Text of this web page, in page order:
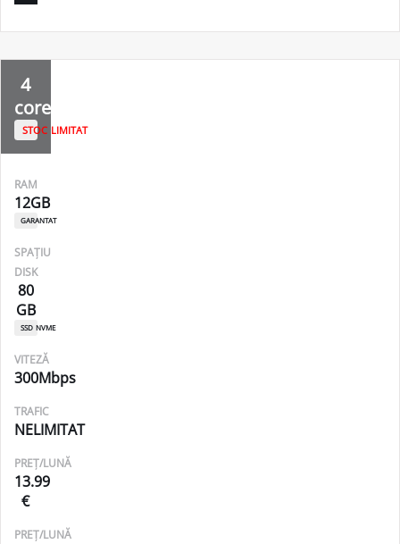
4
core
stoc limitat
RAM
12GB
garantat
SPAȚIU
DISK
80
GB
ssd nvme
VITEZĂ
300Mbps
TRAFIC
NELIMITAT
PREȚ/LUNĂ
13.99
€
PREȚ/LUNĂ